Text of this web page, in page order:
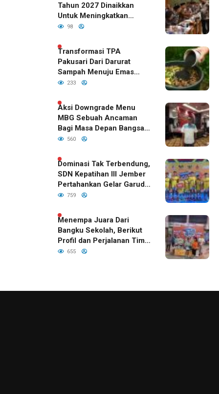
Tahun 2027 Dinaikkan
Untuk Meningkatkan
Kualitas Anak Bangsa,
RI
98
Transformasi TPA
Pakusari Dari Darurat
Sampah Menuju Emas
Hijau di Era Kepemimpinan
233
Aksi Downgrade Menu
MBG Sebuah Ancaman
Bagi Masa Depan Bangsa
Indonesia
560
Dominasi Tak Terbendung,
SDN Kepatihan III Jember
Pertahankan Gelar Garuda
Cup 2026
759
Menempa Juara Dari
Bangku Sekolah, Berikut
Profil dan Perjalanan Tim
Basket SDN Kepatihan III
655